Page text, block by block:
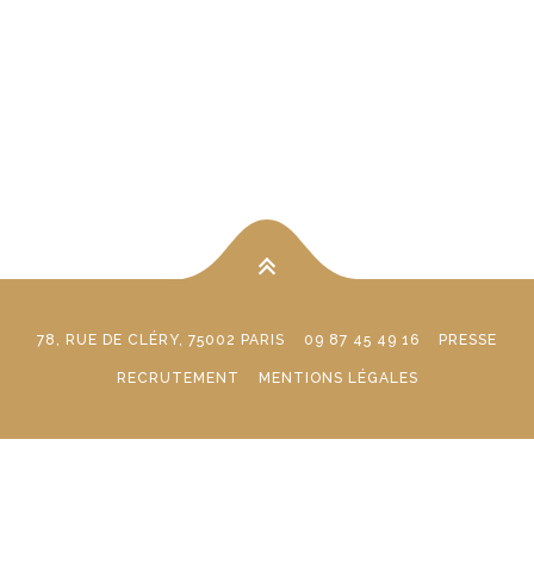
78, RUE DE CLÉRY, 75002 PARIS 09 87 45 49 16 PRESSE
RECRUTEMENT MENTIONS LÉGALES